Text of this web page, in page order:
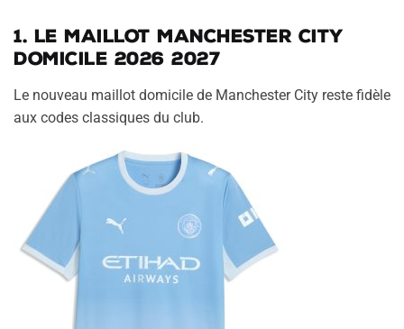
1. Le maillot Manchester City
domicile 2026 2027
Le nouveau maillot domicile de Manchester City reste fidèle
aux codes classiques du club.